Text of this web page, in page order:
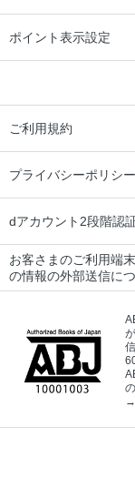
ポイント表示設定
ご利用規約
プライバシーポリシー
dアカウント2段階認
お客さまのご利用端
の情報の外部送信に
→